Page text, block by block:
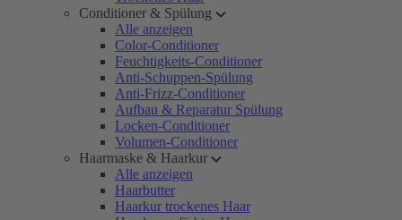
Conditioner & Spülung
Alle anzeigen
Color-Conditioner
Feuchtigkeits-Conditioner
Anti-Schuppen-Spülung
Anti-Frizz-Conditioner
Aufbau & Reparatur Spülung
Locken-Conditioner
Volumen-Conditioner
Haarmaske & Haarkur
Alle anzeigen
Haarbutter
Haarkur trockenes Haar